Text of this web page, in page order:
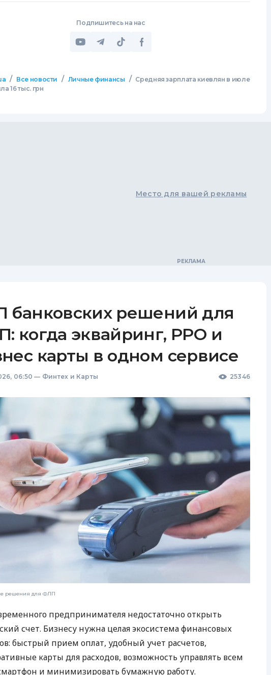
Подпишитесь на нас
/ Все новости / Личные финансы / Средняя зарплата киевлян в июле
16 тыс. грн
Место для вашей рекламы
банковских решений для
когда эквайринг, РРО и
карты в одном сервисе
06:50 — Финтех и Карты 25346
решения для ФЛП
предпринимателя недостаточно открыть
счет. Бизнесу нужна целая экосистема финансовых
быстрый прием оплат, удобный учет расчетов,
карты для расходов, возможность управлять всем
и минимизировать бумажную работу.